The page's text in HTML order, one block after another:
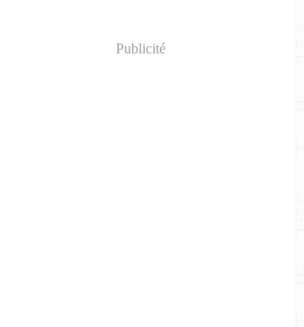
Publicité